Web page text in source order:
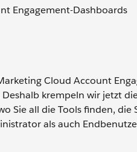
Engagement-Dashboards
Cloud Account
krempeln wir jetzt
Sie all die Tools finden,
als auch